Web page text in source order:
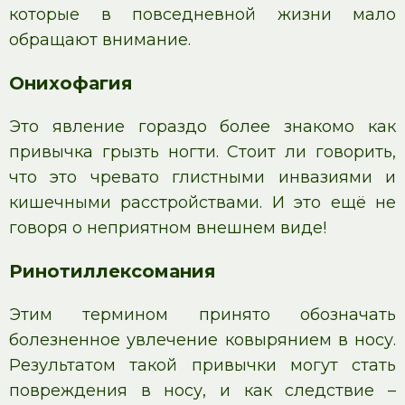
которые в повседневной жизни мало
обращают внимание.
Онихофагия
Это явление гораздо более знакомо как
привычка грызть ногти. Стоит ли говорить,
что это чревато глистными инвазиями и
кишечными расстройствами. И это ещё не
говоря о неприятном внешнем виде!
Ринотиллексомания
Этим термином принято обозначать
болезненное увлечение ковырянием в носу.
Результатом такой привычки могут стать
повреждения в носу, и как следствие –